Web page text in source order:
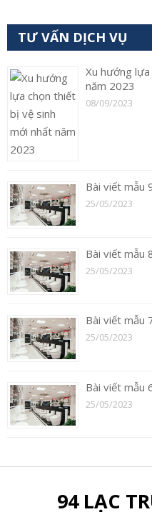
TƯ VẤN DỊCH VỤ
Xu hướng
năm 2023
08/09/2023
Bài viết mẫu
25/05/2023
Bài viết mẫu
25/05/2023
Bài viết mẫu
25/05/2023
Bài viết mẫu
25/05/2023
94 LẠC